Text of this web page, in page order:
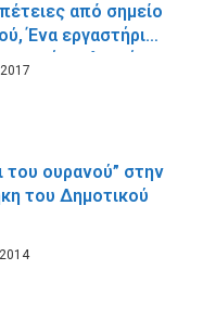
από σημείο
Ένα εργαστήριο
Βιβλιοθήκη
του ουρανού” στην
του Δημοτικού